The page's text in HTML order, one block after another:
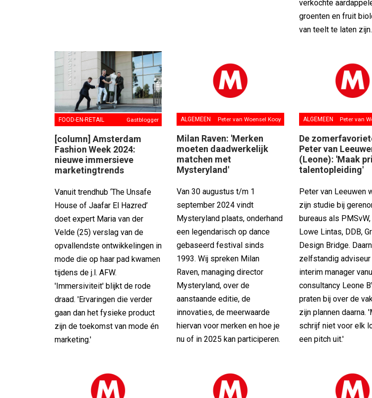
verkochte
groenten en fruit
van teelt te laten zijn.
FOOD-EN-RETAIL Gastblogger
[column] Amsterdam
Fashion Week 2024:
nieuwe immersieve
marketingtrends
Vanuit trendhub ‘The Unsafe
House of Jaafar El Hazred’
doet expert Maria van der
Velde (25) verslag van de
opvallendste ontwikkelingen in
mode die op haar pad kwamen
tijdens de j.l. AFW.
'Immersiviteit' blijkt de rode
draad. 'Ervaringen die verder
gaan dan het fysieke product
zijn de toekomst van mode én
marketing.'
ALGEMEEN Peter van Woensel Kooy
Milan Raven: 'Merken
moeten daadwerkelijk
matchen met
Mysteryland'
Van 30 augustus t/m 1
september 2024 vindt
Mysteryland plaats, onderhand
een legendarisch op dance
gebaseerd festival sinds
1993. Wij spreken Milan
Raven, managing director
Mysteryland, over de
aanstaande editie, de
innovaties, de meerwaarde
hiervan voor merken en hoe je
nu of in 2025 kan participeren.
ALGEMEEN Peter van
De
Peter van
(Leone): 'Maak
talentopleiding'
Peter van Leeuwen
zijn studie bij
bureaus als PMSvW,
Lowe Lintas, DDB,
Design Bridge.
zelfstandig adviseur
interim manager
consultancy Leone
praten bij over de
zijn plannen daarna.
schrijf niet voor elk
een pitch uit.'